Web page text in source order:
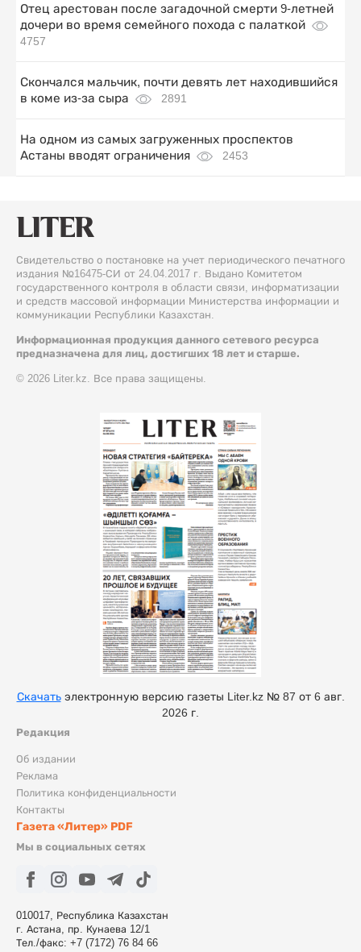
Отец арестован после загадочной смерти 9-летней
дочери во время семейного похода с палаткой
4757
Скончался мальчик, почти девять лет находившийся
в коме из-за сыра
2891
На одном из самых загруженных проспектов
Астаны вводят ограничения
2453
Свидетельство о постановке на учет периодического печатного
издания №16475-СИ от 24.04.2017 г. Выдано Комитетом
государственного контроля в области связи, информатизации
и средств массовой информации Министерства информации и
коммуникации Республики Казахстан.
Информационная продукция данного сетевого ресурса
предназначена для лиц, достигших 18 лет и старше.
© 2026 Liter.kz. Все права защищены.
Редакция
Об издании
Реклама
Политика конфиденциальности
Контакты
Газета «Литер» PDF
Мы в социальных сетях
010017, Республика Казахстан
г. Астана, пр. Кунаева 12/1
Тел./факс: +7 (7172) 76 84 66
Скачатьэлектронную версию газеты Liter.kz № 87 от 6 авг.
2026 г.